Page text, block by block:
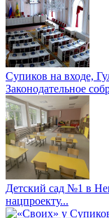
Супиков на входе,
Законодательное
Детский сад №1 в
нацпроекту...